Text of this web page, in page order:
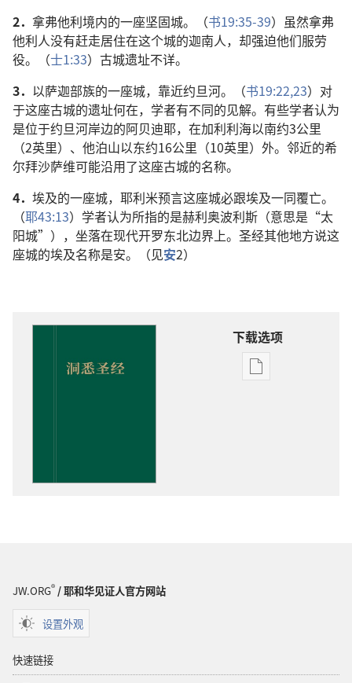
2． 拿弗他利境内的一座坚固城。（书19:35-39）虽然拿弗
他利人没有赶走居住在这个城的迦南人，却强迫他们服劳
役。（士1:33）古城遗址不详。
3． 以萨迦部族的一座城，靠近约旦河。（书19:22,23）对
于这座古城的遗址何在，学者有不同的见解。有些学者认为
是位于约旦河岸边的阿贝迪耶，在加利利海以南约3公里
（2英里）、他泊山以东约16公里（10英里）外。邻近的希
尔拜沙萨维可能沿用了这座古城的名称。
4． 埃及的一座城，耶利米预言这座城必跟埃及一同覆亡。
（耶43:13）学者认为所指的是赫利奥波利斯（意思是“太
阳城”），坐落在现代开罗东北边界上。圣经其他地方说这
座城的埃及名称是安。（见安2）
下载选项
出
JW.ORG®/ 耶和华见证人官方网站
设置外观
快速链接